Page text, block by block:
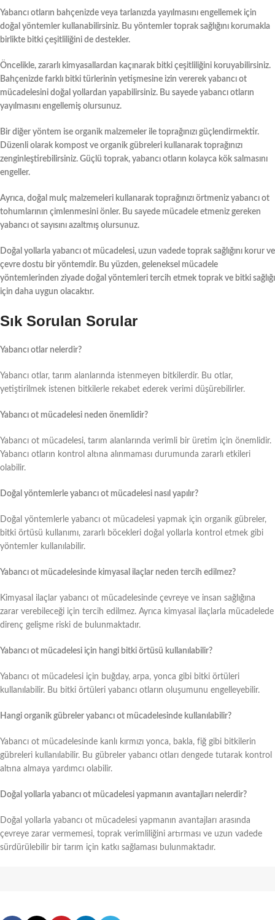
Yabancı otların bahçenizde veya tarlanızda yayılmasını engellemek için
doğal yöntemler kullanabilirsiniz. Bu yöntemler toprak sağlığını korumakla
birlikte bitki çeşitliliğini de destekler.
Öncelikle, zararlı kimyasallardan kaçınarak bitki çeşitliliğini koruyabilirsiniz.
Bahçenizde farklı bitki türlerinin yetişmesine izin vererek yabancı ot
mücadelesini doğal yollardan yapabilirsiniz. Bu sayede yabancı otların
yayılmasını engellemiş olursunuz.
Bir diğer yöntem ise organik malzemeler ile toprağınızı güçlendirmektir.
Düzenli olarak kompost ve organik gübreleri kullanarak toprağınızı
zenginleştirebilirsiniz. Güçlü toprak, yabancı otların kolayca kök salmasını
engeller.
Ayrıca, doğal mulç malzemeleri kullanarak toprağınızı örtmeniz yabancı ot
tohumlarının çimlenmesini önler. Bu sayede mücadele etmeniz gereken
yabancı ot sayısını azaltmış olursunuz.
Doğal yollarla yabancı ot mücadelesi, uzun vadede toprak sağlığını korur ve
çevre dostu bir yöntemdir. Bu yüzden, geleneksel mücadele
yöntemlerinden ziyade doğal yöntemleri tercih etmek toprak ve bitki sağlığı
için daha uygun olacaktır.
Sık Sorulan Sorular
Yabancı otlar nelerdir?
Yabancı otlar, tarım alanlarında istenmeyen bitkilerdir. Bu otlar,
yetiştirilmek istenen bitkilerle rekabet ederek verimi düşürebilirler.
Yabancı ot mücadelesi neden önemlidir?
Yabancı ot mücadelesi, tarım alanlarında verimli bir üretim için önemlidir.
Yabancı otların kontrol altına alınmaması durumunda zararlı etkileri
olabilir.
Doğal yöntemlerle yabancı ot mücadelesi nasıl yapılır?
Doğal yöntemlerle yabancı ot mücadelesi yapmak için organik gübreler,
bitki örtüsü kullanımı, zararlı böcekleri doğal yollarla kontrol etmek gibi
yöntemler kullanılabilir.
Yabancı ot mücadelesinde kimyasal ilaçlar neden tercih edilmez?
Kimyasal ilaçlar yabancı ot mücadelesinde çevreye ve insan sağlığına
zarar verebileceği için tercih edilmez. Ayrıca kimyasal ilaçlarla mücadelede
direnç gelişme riski de bulunmaktadır.
Yabancı ot mücadelesi için hangi bitki örtüsü kullanılabilir?
Yabancı ot mücadelesi için buğday, arpa, yonca gibi bitki örtüleri
kullanılabilir. Bu bitki örtüleri yabancı otların oluşumunu engelleyebilir.
Hangi organik gübreler yabancı ot mücadelesinde kullanılabilir?
Yabancı ot mücadelesinde kanlı kırmızı yonca, bakla, fiğ gibi bitkilerin
gübreleri kullanılabilir. Bu gübreler yabancı otları dengede tutarak kontrol
altına almaya yardımcı olabilir.
Doğal yollarla yabancı ot mücadelesi yapmanın avantajları nelerdir?
Doğal yollarla yabancı ot mücadelesi yapmanın avantajları arasında
çevreye zarar vermemesi, toprak verimliliğini artırması ve uzun vadede
sürdürülebilir bir tarım için katkı sağlaması bulunmaktadır.